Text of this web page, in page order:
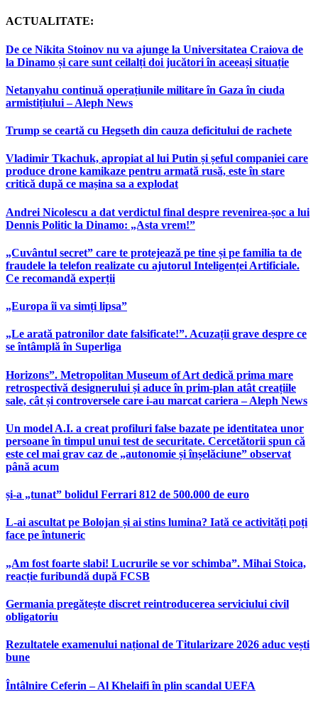
ACTUALITATE:
De ce Nikita Stoinov nu va ajunge la Universitatea Craiova de
la Dinamo și care sunt ceilalți doi jucători în aceeași situație
Netanyahu continuă operațiunile militare în Gaza în ciuda
armistițiului – Aleph News
Trump se ceartă cu Hegseth din cauza deficitului de rachete
Vladimir Tkachuk, apropiat al lui Putin și șeful companiei care
produce drone kamikaze pentru armată rusă, este în stare
critică după ce mașina sa a explodat
Andrei Nicolescu a dat verdictul final despre revenirea-șoc a lui
Dennis Politic la Dinamo: „Asta vrem!”
„Cuvântul secret” care te protejează pe tine și pe familia ta de
fraudele la telefon realizate cu ajutorul Inteligenței Artificiale.
Ce recomandă experții
„Europa îi va simți lipsa”
„Le arată patronilor date falsificate!”. Acuzații grave despre ce
se întâmplă în Superliga
Horizons”. Metropolitan Museum of Art dedică prima mare
retrospectivă designerului și aduce în prim-plan atât creațiile
sale, cât și controversele care i-au marcat cariera – Aleph News
Un model A.I. a creat profiluri false bazate pe identitatea unor
persoane în timpul unui test de securitate. Cercetătorii spun că
este cel mai grav caz de „autonomie și înșelăciune” observat
până acum
și-a „tunat” bolidul Ferrari 812 de 500.000 de euro
L-ai ascultat pe Bolojan și ai stins lumina? Iată ce activități poți
face pe întuneric
„Am fost foarte slabi! Lucrurile se vor schimba”. Mihai Stoica,
reacție furibundă după FCSB
Germania pregătește discret reintroducerea serviciului civil
obligatoriu
Rezultatele examenului național de Titularizare 2026 aduc vești
bune
Întâlnire Ceferin – Al Khelaifi în plin scandal UEFA